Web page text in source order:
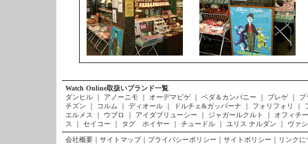
Watch Online取扱いブランド一覧
ダンヒル
｜ アノーニモ ｜ オーデマピゲ ｜ ベダ＆カンパニー ｜ ブレゲ ｜
ブ
チズン
｜ コルム ｜ ディオール ｜ ドルチェ&ガッバーナ ｜ フォリフォリ ｜
エルメス
｜ ウブロ ｜ アイダブリューシー ｜ ジャガールクルト ｜
オフィチ
ス
｜ セイコー ｜ タグ ホイヤー ｜ チュードル ｜ ユリス ナルダン ｜ ヴァ
会社概要 ｜ サイトマップ｜ プライバシーポリシー ｜ サイトポリシー ｜ リンクに